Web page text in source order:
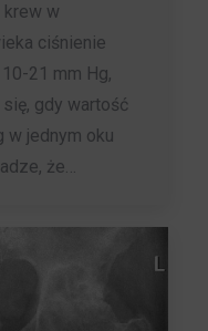
krew w
ciśnienie
21 mm Hg,
gdy wartość
w jednym oku
że…